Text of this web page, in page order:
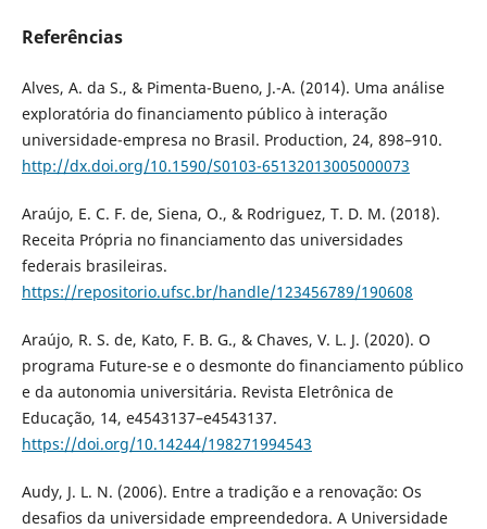
Referências
Alves, A. da S., & Pimenta-Bueno, J.-A. (2014). Uma análise
exploratória do financiamento público à interação
universidade-empresa no Brasil. Production, 24, 898–910.
http://dx.doi.org/10.1590/S0103-65132013005000073
Araújo, E. C. F. de, Siena, O., & Rodriguez, T. D. M. (2018).
Receita Própria no financiamento das universidades
federais brasileiras.
https://repositorio.ufsc.br/handle/123456789/190608
Araújo, R. S. de, Kato, F. B. G., & Chaves, V. L. J. (2020). O
programa Future-se e o desmonte do financiamento público
e da autonomia universitária. Revista Eletrônica de
Educação, 14, e4543137–e4543137.
https://doi.org/10.14244/198271994543
Audy, J. L. N. (2006). Entre a tradição e a renovação: Os
desafios da universidade empreendedora. A Universidade